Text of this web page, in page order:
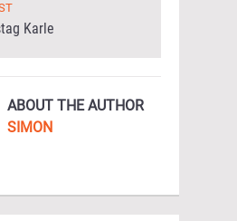
Karle
ABOUT THE AUTHOR
SIMON